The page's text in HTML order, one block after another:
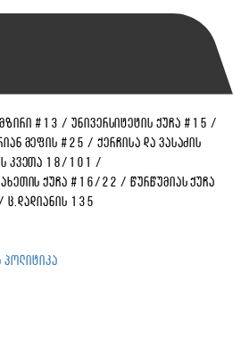
#13 / უნივერსიტეტის ქუჩა #15 /
მეფის #25 /ქერჩისა და ვასაძის
კვეთა 18/101 /
ქუჩა #16/22 / წურწუმიას ქუჩა
ც.დადიანის 135
პოლიტიკა